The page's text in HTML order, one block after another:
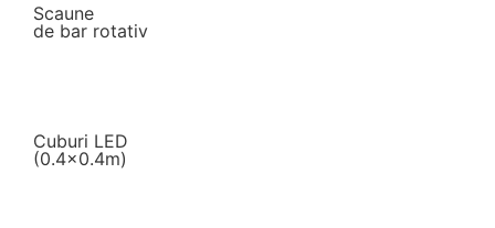
Scaune
de bar rotativ
Cuburi LED
(0.4×0.4m)